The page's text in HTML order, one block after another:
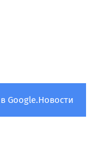
Google.Новости